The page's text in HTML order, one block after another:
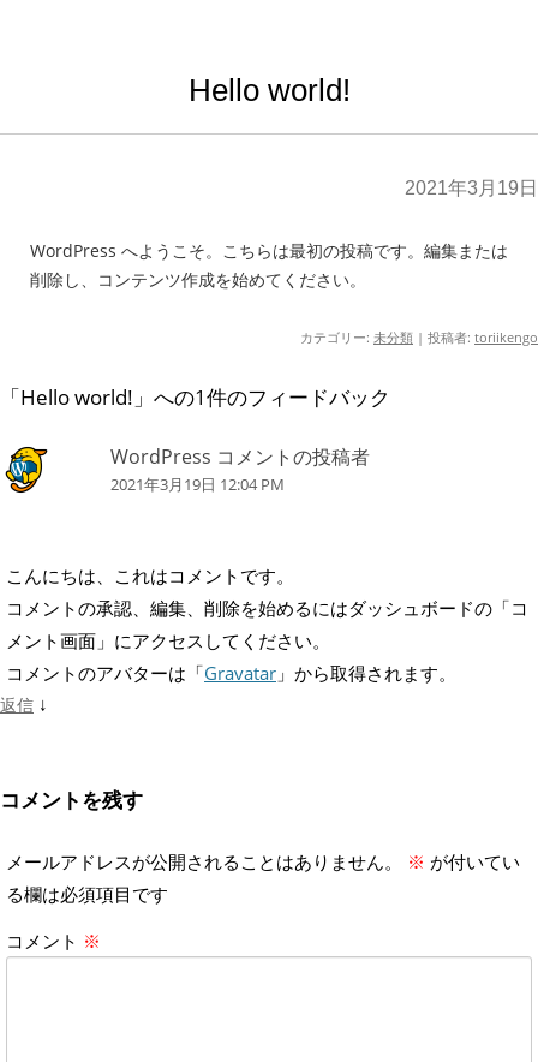
Hello world!
2021年3月19日
WordPress へようこそ。こちらは最初の投稿です。編集または
削除し、コンテンツ作成を始めてください。
カテゴリー: 未分類 | 投稿者: toriikengo
「Hello world! 」への1件のフィードバック
WordPress コメントの投稿者
2021年3月19日 12:04 PM
こんにちは、これはコメントです。
コメントの承認、編集、削除を始めるにはダッシュボードの「コ
メント画面」にアクセスしてください。
コメントのアバターは「Gravatar 」から取得されます。
返信 ↓
コメントを残す
メールアドレスが公開されることはありません。 ※ が付いてい
る欄は必須項目です
コメント ※